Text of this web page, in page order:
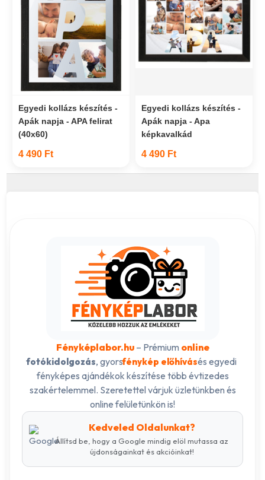
Egyedi kollázs készítés -
Apák napja - APA felirat
(40x60)
4 490 Ft
Egyedi kollázs készítés -
Apák napja - Apa
képkavalkád
4 490 Ft
Fényképlabor.hu– Prémium online
fotókidolgozás, gyorsfénykép előhívásés egyedi
fényképes ajándékok készítése több évtizedes
szakértelemmel. Szeretettel várjuk üzletünkben és
online felületünkön is!
Kedveled Oldalunkat?
Állítsd be, hogy a Google mindig elöl mutassa az
újdonságainkat és akcióinkat!